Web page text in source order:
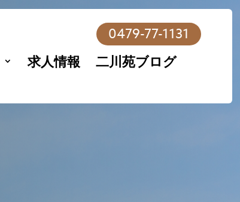
求人情報
二川苑ブログ
0479-77-1131